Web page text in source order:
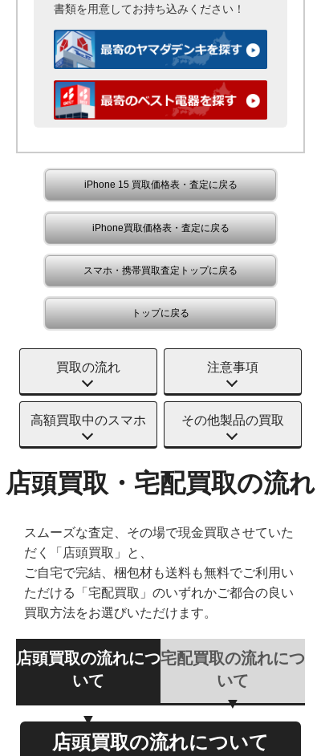
書類を用意してお持ち込みください！
iPhone 15 買取価格表・査定に戻る
iPhone買取価格表・査定に戻る
スマホ・携帯買取査定トップに戻る
トップに戻る
買取の流れ 注意事項
高額買取中のスマホ その他製品の買取
店頭買取・宅配買取の流れ
スムーズな査定、その場で現金買取させていた
だく「店頭買取」と、
ご自宅で完結、梱包材も送料も無料でご利用い
ただける「宅配買取」のいずれかご都合の良い
買取方法をお選びいただけます。
店頭買取の流れにつ
いて
宅配買取の流れにつ
いて
店頭買取の流れについて